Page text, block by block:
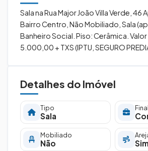
Sala na Rua Major João Villa Verde, 46
Bairro Centro, Não Mobiliado, Sala
Banheiro Social. Piso: Cerâmica.
5.000,00 + TXS (IPTU, SEGURO
Detalhes do Imóvel
Tipo
Sala
Mobiliado
Não Sim